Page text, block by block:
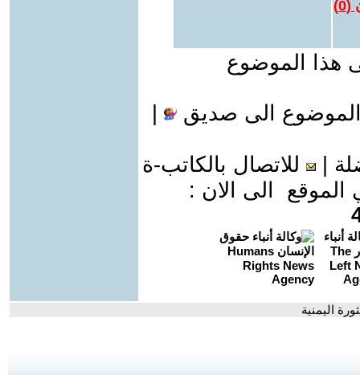
(
0
)
هذا الموضوع
الى صديق
للاتصال بالكاتب-ة
الى الان :
اليمنية